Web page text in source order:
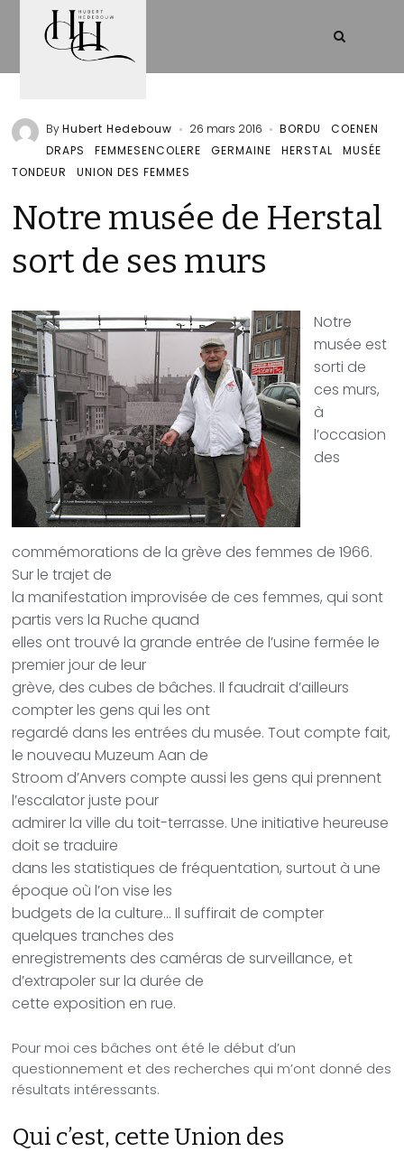
ByHubert Hedebouw 26 mars 2016 BORDU
COENEN
DRAPS
FEMMESENCOLERE GERMAINE HERSTAL
MUSÉE
TONDEUR
UNION DES FEMMES
Notre musée de Herstal
sort de ses murs
Notre
musée est
sorti de
ces murs,
à
l’occasion
des
commémorations de la grève des femmes de 1966.
Sur le trajet de
la manifestation improvisée de ces femmes, qui sont
partis vers la Ruche quand
elles ont trouvé la grande entrée de l’usine fermée le
premier jour de leur
grève, des cubes de bâches. Il faudrait d’ailleurs
compter les gens qui les ont
regardé dans les entrées du musée. Tout compte fait,
le nouveau Muzeum Aan de
Stroom d’Anvers compte aussi les gens qui prennent
l’escalator juste pour
admirer la ville du toit-terrasse. Une initiative heureuse
doit se traduire
dans les statistiques de fréquentation, surtout à une
époque où l’on vise les
budgets de la culture… Il suffirait de compter
quelques tranches des
enregistrements des caméras de surveillance, et
d’extrapoler sur la durée de
cette exposition en rue.
Pour moi ces bâches ont été le début d’un
questionnement et des recherches qui m’ont donné des
résultats intéressants.
Qui c’est, cette Union des